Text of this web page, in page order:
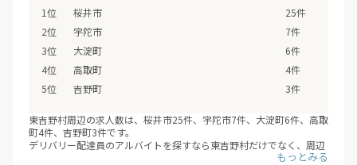
高知県 / 389件
佐賀県 / 192件
熊本県 / 556件
桜井市
25件
宇陀市
7件
大淀町
6件
高取町
4件
吉野町
3件
東吉野村周辺の求人数は、桜井市25件、宇陀市7件、大淀町6件、高取
町4件、吉野町3件です。
デリバリー配達員のアルバイトを探すなら東吉野村だけでなく、周辺
エリアの桜井市・宇陀市・大淀町・高取町・吉野町などもあわせて検